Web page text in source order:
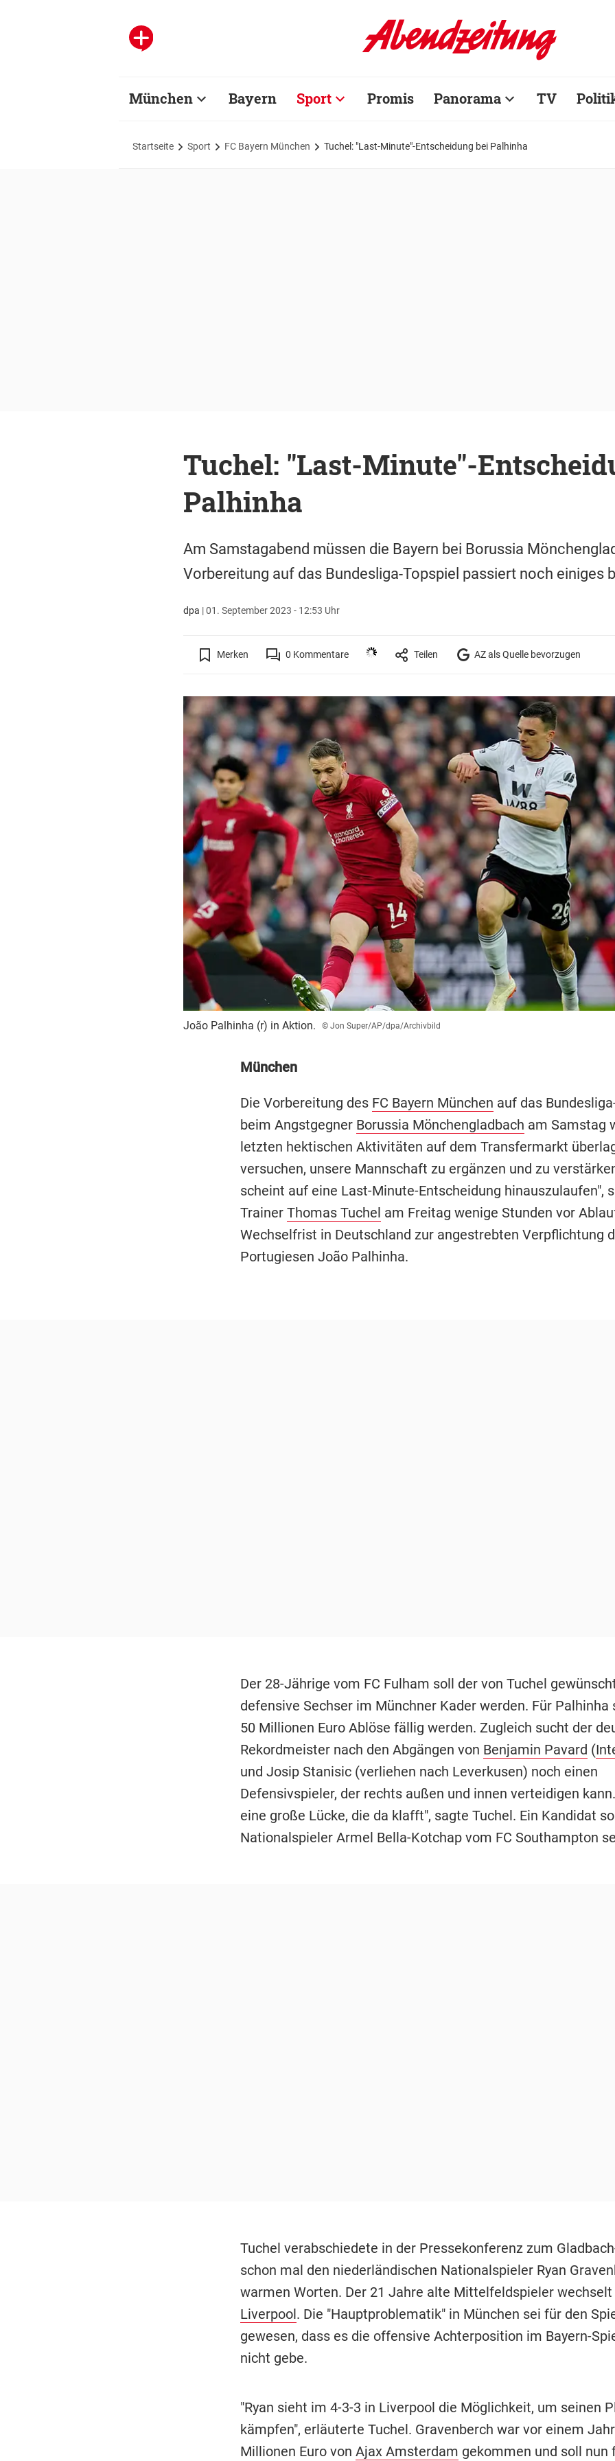
München Bayern Sport Promis Panorama TV
Startseite Sport FC Bayern München Tuchel: "Last-Minute"-Entscheidung bei Palhinha
Tuchel: "Last-Minute"-
Palhinha
Am Samstagabend müssen die Bayern bei Borussia
Vorbereitung auf das Bundesliga-Topspiel passiert noch einiges
dpa |01. September 2023 - 12:53 Uhr
Merken 0 Kommentare Teilen AZ als Quelle bevorzugen
João Palhinha (r) in Aktion. © Jon Super/AP/dpa/Archivbild
München
Die Vorbereitung des FC Bayern München auf das
beim Angstgegner Borussia Mönchengladbach am Samstag
letzten hektischen Aktivitäten auf dem Transfermarkt
versuchen, unsere Mannschaft zu ergänzen und zu
scheint auf eine Last-Minute-Entscheidung hinauszulaufen",
Trainer Thomas Tuchel am Freitag wenige Stunden vor
Wechselfrist in Deutschland zur angestrebten Verpflichtung
Portugiesen João Palhinha.
Der 28-Jährige vom FC Fulham soll der von Tuchel
defensive Sechser im Münchner Kader werden. Für Palhinha
50 Millionen Euro Ablöse fällig werden. Zugleich sucht der
Rekordmeister nach den Abgängen von Benjamin Pavard (
und Josip Stanisic (verliehen nach Leverkusen) noch einen
Defensivspieler, der rechts außen und innen verteidigen
eine große Lücke, die da klafft", sagte Tuchel. Ein Kandidat
Nationalspieler Armel Bella-Kotchap vom FC Southampton
Tuchel verabschiedete in der Pressekonferenz zum
schon mal den niederländischen Nationalspieler Ryan
warmen Worten. Der 21 Jahre alte Mittelfeldspieler
Liverpool. Die "Hauptproblematik" in München sei für den
gewesen, dass es die offensive Achterposition im Bayern-
nicht gebe.
"Ryan sieht im 4-3-3 in Liverpool die Möglichkeit, um seinen
kämpfen", erläuterte Tuchel. Gravenberch war vor einem
Millionen Euro von Ajax Amsterdam gekommen und soll nun